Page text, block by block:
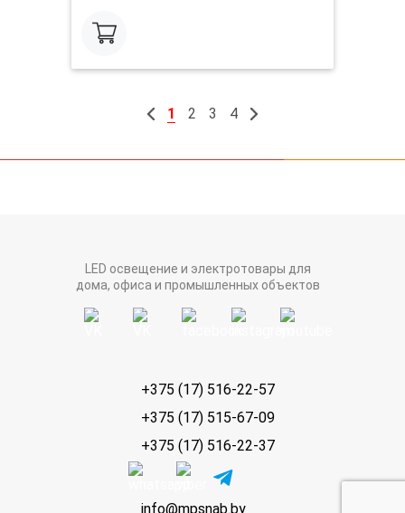
1 2 3 4
LED освещение и электротовары для
дома, офиса и промышленных объектов
+375 (17) 516-22-57
+375 (17) 515-67-09
+375 (17) 516-22-37
info@mpsnab.by